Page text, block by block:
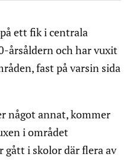
ett fik i centrala
årsåldern och har vuxit
fast på varsin sida
något annat, kommer
i området
gått i skolor där flera av